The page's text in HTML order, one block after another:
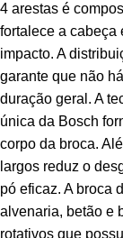
4 arestas é
fortalece a cabeça
impacto. A
garante que não
duração geral. A
única da Bosch
corpo da broca.
largos reduz o
pó eficaz. A broca
alvenaria, betão e
rotativos que